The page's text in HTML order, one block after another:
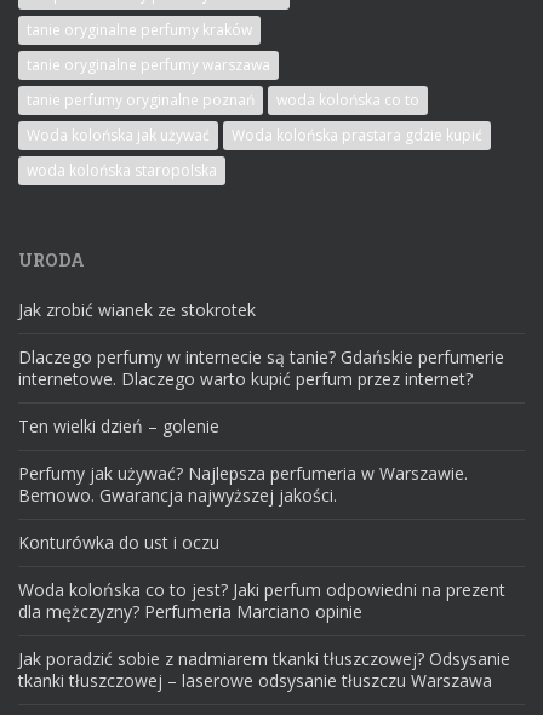
tanie oryginalne perfumy kraków
tanie oryginalne perfumy warszawa
tanie perfumy oryginalne poznań
woda kolońska co to
Woda kolońska jak używać
Woda kolońska prastara gdzie kupić
woda kolońska staropolska
URODA
Jak zrobić wianek ze stokrotek
Dlaczego perfumy w internecie są tanie? Gdańskie perfumerie
internetowe. Dlaczego warto kupić perfum przez internet?
Ten wielki dzień – golenie
Perfumy jak używać? Najlepsza perfumeria w Warszawie.
Bemowo. Gwarancja najwyższej jakości.
Konturówka do ust i oczu
Woda kolońska co to jest? Jaki perfum odpowiedni na prezent
dla mężczyzny? Perfumeria Marciano opinie
Jak poradzić sobie z nadmiarem tkanki tłuszczowej? Odsysanie
tkanki tłuszczowej – laserowe odsysanie tłuszczu Warszawa